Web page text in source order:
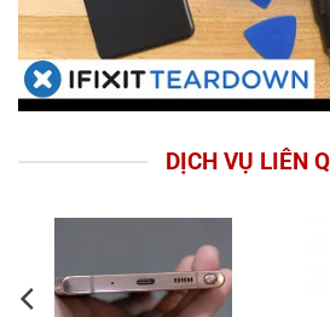
DỊCH VỤ LIÊN